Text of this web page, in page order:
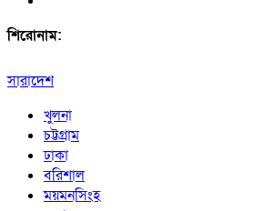
শিরোনাম:
সারাদেশ
খুলনা
চট্টগ্রাম
ঢাকা
বরিশাল
ময়মনসিংহ